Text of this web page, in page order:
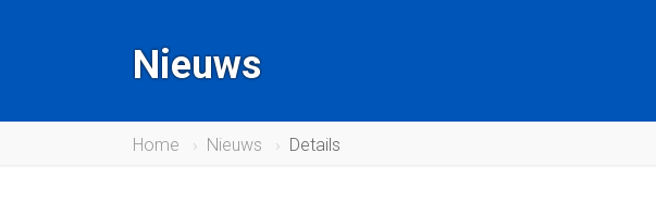
Nieuws
Home Nieuws Details